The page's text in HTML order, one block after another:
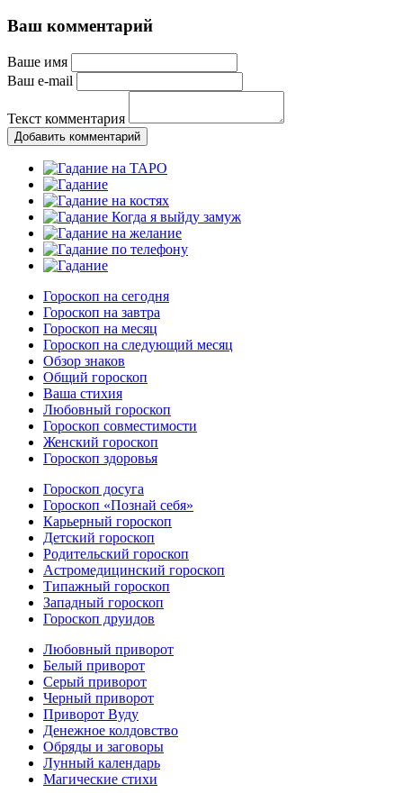
Ваш комментарий
Ваше имя
Ваш e-mail
Текст комментария
Добавить комментарий
Гороскоп на сегодня
Гороскоп на завтра
Гороскоп на месяц
Гороскоп на следующий месяц
Обзор знаков
Общий гороскоп
Ваша стихия
Любовный гороскоп
Гороскоп совместимости
Женский гороскоп
Гороскоп здоровья
Гороскоп досуга
Гороскоп «Познай себя»
Карьерный гороскоп
Детский гороскоп
Родительский гороскоп
Астромедицинский гороскоп
Типажный гороскоп
Западный гороскоп
Гороскоп друидов
Любовный приворот
Белый приворот
Серый приворот
Черный приворот
Приворот Вуду
Денежное колдовство
Обряды и заговоры
Лунный календарь
Магические стихи